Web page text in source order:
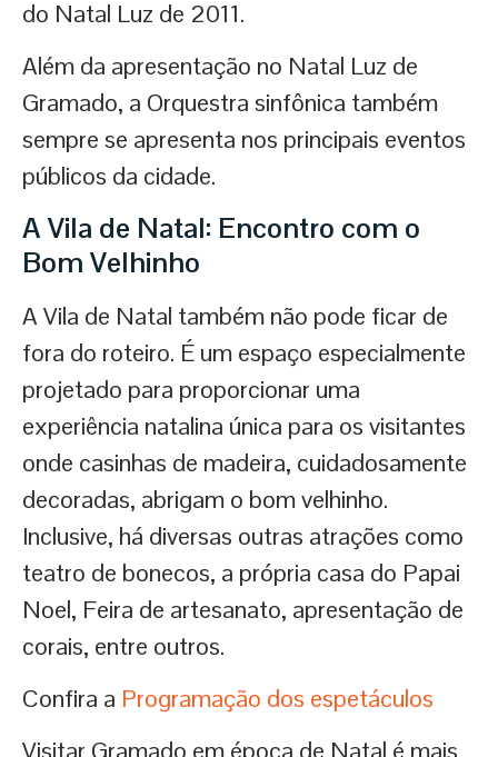
do Natal Luz de 2011.
Além da apresentação no Natal Luz de
Gramado, a Orquestra sinfônica também
sempre se apresenta nos principais eventos
públicos da cidade.
A Vila de Natal: Encontro com o
Bom Velhinho
A Vila de Natal também não pode ficar de
fora do roteiro. É um espaço especialmente
projetado para proporcionar uma
experiência natalina única para os visitantes
onde casinhas de madeira, cuidadosamente
decoradas, abrigam o bom velhinho.
Inclusive, há diversas outras atrações como
teatro de bonecos, a própria casa do Papai
Noel, Feira de artesanato, apresentação de
corais, entre outros.
Confira a Programação dos espetáculos
Visitar Gramado em época de Natal é mais